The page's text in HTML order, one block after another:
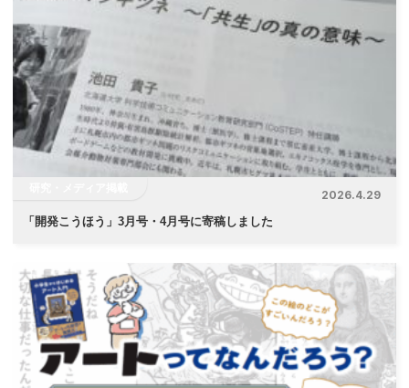
2026.4.29
「 開発こうほう」3月号・4月号に寄稿しました